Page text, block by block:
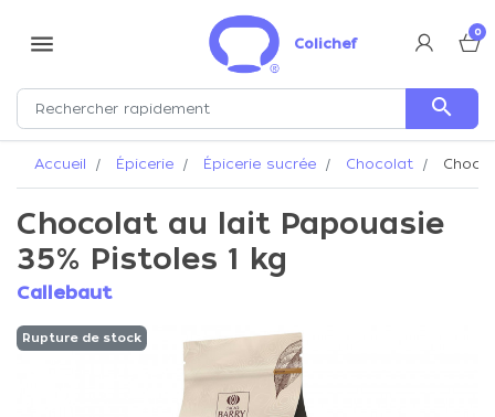
menu Colichef
0
search
Accueil Épicerie Épicerie sucrée Chocolat
Chocolat au lait Papouasie
35% Pistoles 1 kg
Callebaut
Rupture de stock